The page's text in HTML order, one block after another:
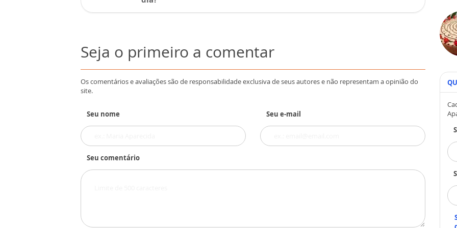
Seja o primeiro a comentar
Os comentários e avaliações são de responsabilidade exclusiva de seus autores e não representam a opinião do
site.
Seu nome Seu e-mail
Seu comentário